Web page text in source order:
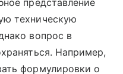
техническую
вопрос в
Например,
формулировки о